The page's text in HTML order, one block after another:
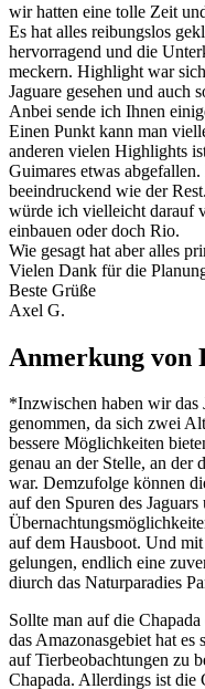
wir hatten eine tolle Zeit
Es hat alles reibungslos
hervorragend und die
meckern. Highlight war
Jaguare gesehen und auch
Anbei sende ich Ihnen
Einen Punkt kann man
anderen vielen Highlights
Guimares etwas
beeindruckend wie der
würde ich vielleicht darauf
einbauen oder doch Rio.
Wie gesagt hat aber alles
Vielen Dank für die
Beste Grüße
Axel G.
Anmerkung von
*Inzwischen haben wir das
genommen, da sich zwei
bessere Möglichkeiten
genau an der Stelle, an der
war. Demzufolge können
auf den Spuren des
auf dem Hausboot. Und
gelungen, endlich eine
diurch das Naturparadies
Sollte man auf die
das Amazonasgebiet hat
auf Tierbeobachtungen zu
Chapada. Allerdings ist die